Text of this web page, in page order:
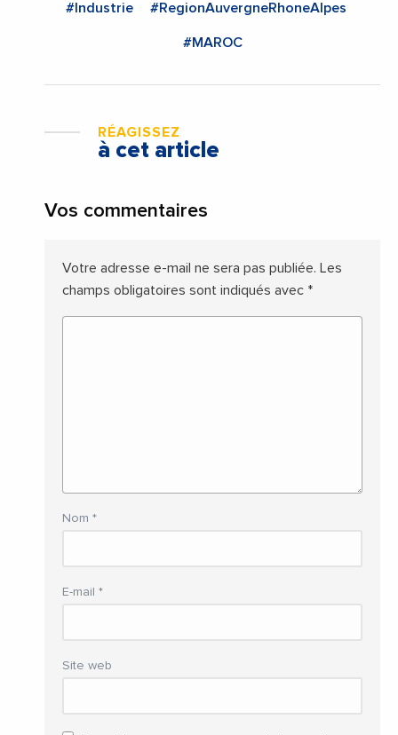
#Industrie #RegionAuvergneRhoneAlpes
#MAROC
RÉAGISSEZ
à cet article
Vos commentaires
Votre adresse e-mail ne sera pas publiée. Les
champs obligatoires sont indiqués avec *
Nom *
E-mail *
Site web